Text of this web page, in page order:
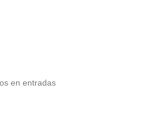
en entradas